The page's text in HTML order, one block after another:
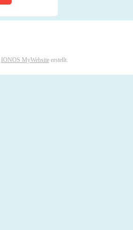
IONOS MyWebsiteerstellt.